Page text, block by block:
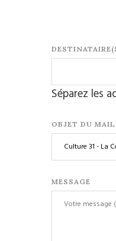
Séparez les
OBJET DU MAIL
MESSAGE